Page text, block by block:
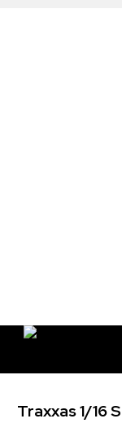
Traxxas 1/16